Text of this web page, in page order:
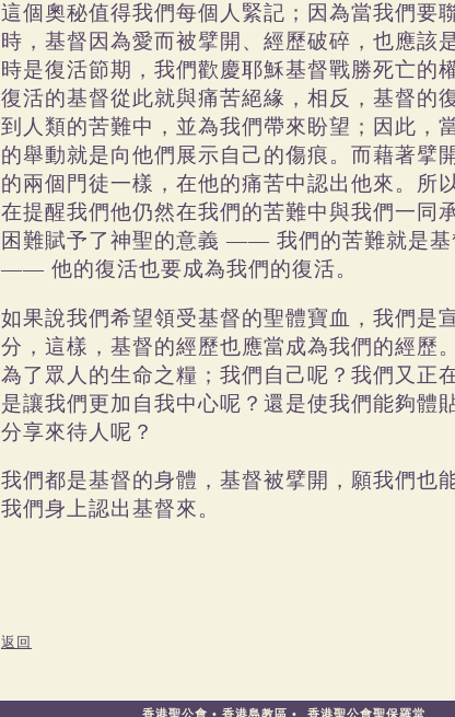
這個奧秘值得我們每個人緊記；因為當我們要
時，基督因為愛而被擘開、經歷破碎，也應該
時是復活節期，我們歡慶耶穌基督戰勝死亡的
復活的基督從此就與痛苦絕緣，相反，基督的
到人類的苦難中，並為我們帶來盼望；因此，
的舉動就是向他們展示自己的傷痕。而藉著擘
的兩個門徒一樣，在他的痛苦中認出他來。所
在提醒我們他仍然在我們的苦難中與我們一同
困難賦予了神聖的意義 —— 我們的苦難就是
—— 他的復活也要成為我們的復活。
如果說我們希望領受基督的聖體寶血，我們是
分，這樣，基督的經歷也應當成為我們的經歷
為了眾人的生命之糧；我們自己呢？我們又正
是讓我們更加自我中心呢？還是使我們能夠體
分享來待人呢？
我們都是基督的身體，基督被擘開，願我們也
我們身上認出基督來。
返回
香港聖公會 • 香港島教區 • 香港聖公會聖保羅堂